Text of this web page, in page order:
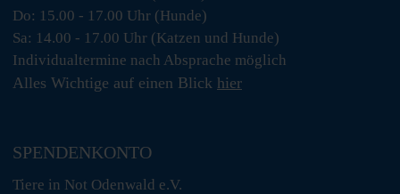
Do: 15.00 - 17.00 Uhr (Hunde)
Sa: 14.00 - 17.00 Uhr (Katzen und Hunde)
Individualtermine nach Absprache möglich
Alles Wichtige auf einen Blick hier
SPENDENKONTO
Tiere in Not Odenwald e.V.